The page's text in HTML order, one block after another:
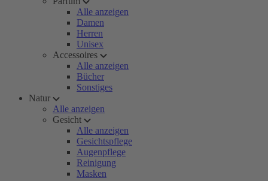
Alle anzeigen
Damen
Herren
Unisex
Accessoires
Alle anzeigen
Bücher
Sonstiges
Natur
Alle anzeigen
Gesicht
Alle anzeigen
Gesichtspflege
Augenpflege
Reinigung
Masken